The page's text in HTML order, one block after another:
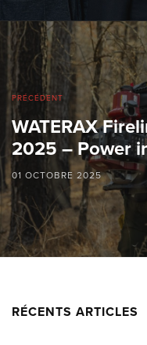
PRÉCÉDENT
WATERAX
2025 – Power
01 OCTOBRE 2025
RÉCENTS ARTICLES